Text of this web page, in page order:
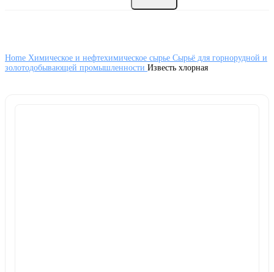
Home Химическое и нефтехимическое сырье Сырьё для горнорудной и
золотодобывающей промышленности Известь хлорная